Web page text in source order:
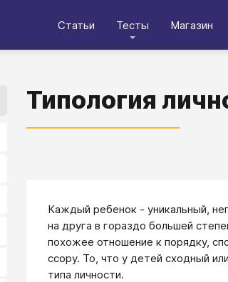
Статьи Тесты Магазин
Типология
Каждый ребенок - уникальный,
на друга в гораздо большей
похожее отношение к порядку,
ссору. То, что у детей сходный
типа личности.